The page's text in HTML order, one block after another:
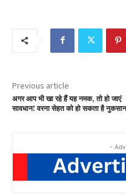
Previous article
अगर आप भी खा रहे हैं यह नमक, तो हो जाएं
सावधान! वरना सेहत को हो सकता है नुकसान
-